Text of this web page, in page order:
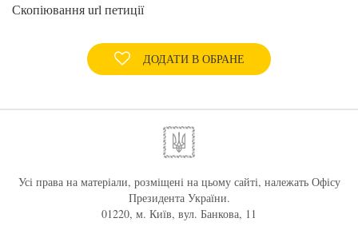
Скопіювання url петиції
ДОДАТИ В ОБРАНЕ
Усі права на матеріали, розміщені на цьому сайті, належать Офісу
Президента України.
01220, м. Київ, вул. Банкова, 11